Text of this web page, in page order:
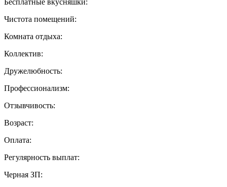
Бесплатные вкусняшки:
Чистота помещений:
Комната отдыха:
Коллектив:
Дружелюбность:
Профессионализм:
Отзывчивость:
Возраст:
Оплата:
Регулярность выплат:
Черная ЗП: